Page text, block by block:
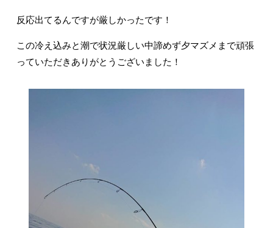
反応出てるんですが厳しかったです！
この冷え込みと潮で状況厳しい中諦めず夕マズメまで頑張
っていただきありがとうございました！